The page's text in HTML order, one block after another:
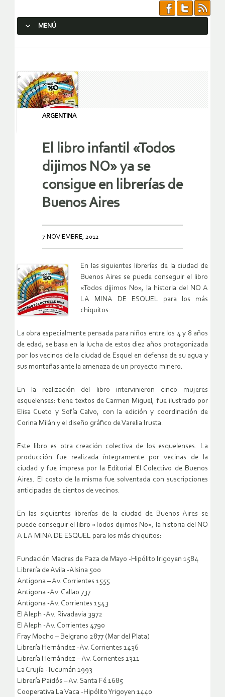
MENÚ
ARGENTINA
El libro infantil «Todos
dijimos NO» ya se
consigue en librerías de
Buenos Aires
7 NOVIEMBRE, 2012
En las siguientes librerías de la ciudad de
Buenos Aires se puede conseguir el libro
«Todos dijimos No», la historia del NO A
LA MINA DE ESQUEL para los más
chiquitos:
La obra especialmente pensada para niños entre los 4 y 8 años
de edad, se basa en la lucha de estos diez años protagonizada
por los vecinos de la ciudad de Esquel en defensa de su agua y
sus montañas ante la amenaza de un proyecto minero.
En la realización del libro intervinieron cinco mujeres
esquelenses: tiene textos de Carmen Miguel, fue ilustrado por
Elisa Cueto y Sofía Calvo, con la edición y coordinación de
Corina Milán y el diseño gráfico de Varelia Irusta.
Este libro es otra creación colectiva de los esquelenses. La
producción fue realizada íntegramente por vecinas de la
ciudad y fue impresa por la Editorial El Colectivo de Buenos
Aires. El costo de la misma fue solventada con suscripciones
anticipadas de cientos de vecinos.
En las siguientes librerías de la ciudad de Buenos Aires se
puede conseguir el libro «Todos dijimos No», la historia del NO
A LA MINA DE ESQUEL para los más chiquitos:
Fundación Madres de Paza de Mayo -Hipólito Irigoyen 1584
Librería de Avila -Alsina 500
Antígona – Av. Corrientes 1555
Antígona -Av. Callao 737
Antígona -Av. Corrientes 1543
El Aleph -Av. Rivadavia 3972
El Aleph -Av. Corrientes 4790
Fray Mocho – Belgrano 2877 (Mar del Plata)
Librería Hernández -Av. Corrientes 1436
Librería Hernández – Av. Corrientes 1311
La Crujía -Tucumán 1993
Librería Paidós – Av. Santa Fé 1685
Cooperativa La Vaca -Hipólito Yrigoyen 1440